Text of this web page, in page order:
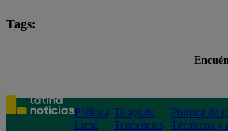
Tags:
Política
Lima
Te ayudo
Tendencias
Política de
Términos y